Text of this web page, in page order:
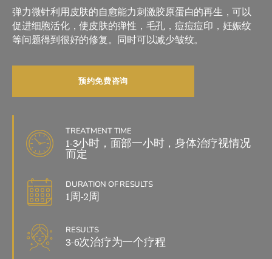
弹力微针利用皮肤的自愈能力刺激胶原蛋白的再生，可以
促进细胞活化，使皮肤的弹性，毛孔，痘痘痘印，妊娠纹
等问题得到很好的修复。同时可以减少皱纹。
预约免费咨询
TREATMENT TIME
1-3小时，面部一小时，身体治疗视情况
而定
DURATION OF RESULTS
1周-2周
RESULTS
3-6次治疗为一个疗程